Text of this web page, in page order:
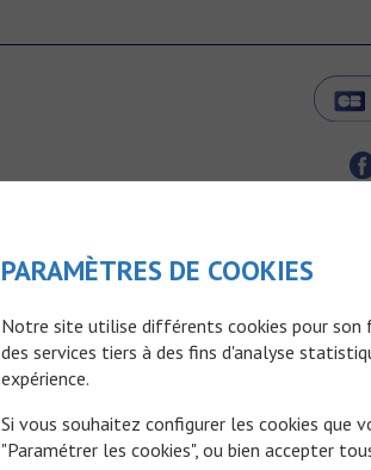
PARAMÈTRES DE COOKIES
Notre site utilise différents cookies pour son
des services tiers à des fins d'analyse
expérience.
Si vous souhaitez configurer les cookies que
"Paramétrer les cookies", ou bien accepter